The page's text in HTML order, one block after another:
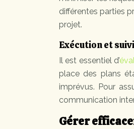
différentes parties
projet.
Exécution et
Il est essentiel d’
place des plans
imprévus. Pour
communication
Gérer